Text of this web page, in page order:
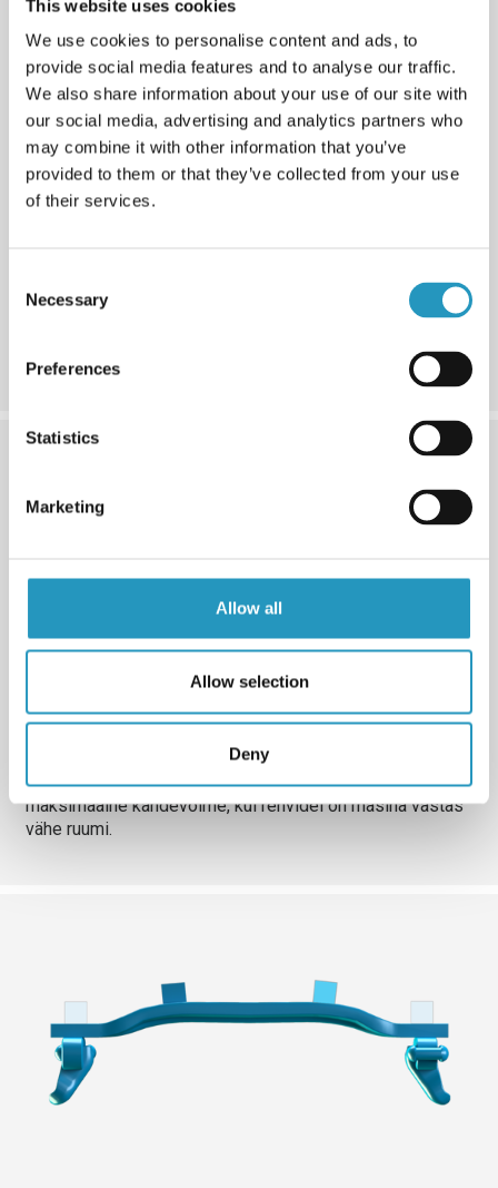
This website uses cookies
We use cookies to personalise content and ads, to
provide social media features and to analyse our traffic.
We also share information about your use of our site with
our social media, advertising and analytics partners who
may combine it with other information that you’ve
provided to them or that they’ve collected from your use
of their services.
Selection
Necessary
Preferences
Statistics
Marketing
Allow all
Allow selection
Deny
Pakume risttala otste jaoks standardseid, pehmeid või
kitsaid variante. Pehme ots kaitseb rehvi külge paremini
5. Positsioon
Kohanda masina risttala asukohta. Vali asümmeetriline
asend või kohanda üks külg lühikeseks, et saavutada
maksimaalne kandevõime, kui rehvidel on masina vastas
vähe ruumi.